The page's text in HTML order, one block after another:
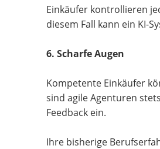
Einkäufer kontrollieren
diesem Fall kann ein KI-
6. Scharfe Augen
Kompetente Einkäufer
sind agile Agenturen
Feedback ein.
Ihre bisherige